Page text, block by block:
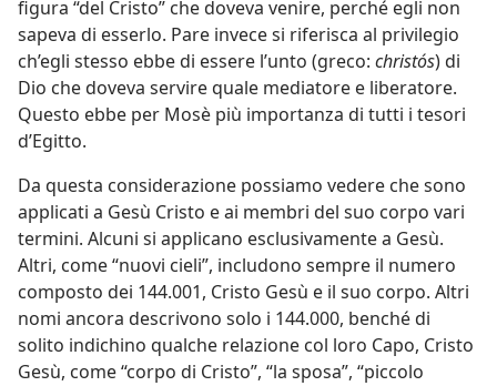
figura “del Cristo” che doveva venire, perché egli non
sapeva di esserlo. Pare invece si riferisca al privilegio
ch’egli stesso ebbe di essere l’unto (greco: christós) di
Dio che doveva servire quale mediatore e liberatore.
Questo ebbe per Mosè più importanza di tutti i tesori
d’Egitto.
Da questa considerazione possiamo vedere che sono
applicati a Gesù Cristo e ai membri del suo corpo vari
termini. Alcuni si applicano esclusivamente a Gesù.
Altri, come “nuovi cieli”, includono sempre il numero
composto dei 144.001, Cristo Gesù e il suo corpo. Altri
nomi ancora descrivono solo i 144.000, benché di
solito indichino qualche relazione col loro Capo, Cristo
Gesù, come “corpo di Cristo”, “la sposa”, “piccolo